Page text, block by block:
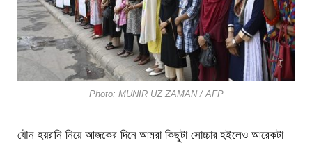
Photo: MUNIR UZ ZAMAN / AFP
যৌন হয়রানি নিয়ে আজকের দিনে আমরা কিছুটা সোচ্চার হইলেও আরেকটা